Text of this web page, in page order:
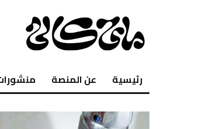
رئيسية عن المنصة